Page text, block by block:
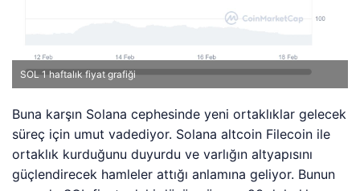
SOL 1 haftalık fiyat grafiği
Buna karşın Solana cephesinde yeni ortaklıklar gelecek
süreç için umut vadediyor. Solana altcoin Filecoin ile
ortaklık kurduğunu duyurdu ve varlığın altyapısını
güçlendirecek hamleler attığı anlamına geliyor. Bunun